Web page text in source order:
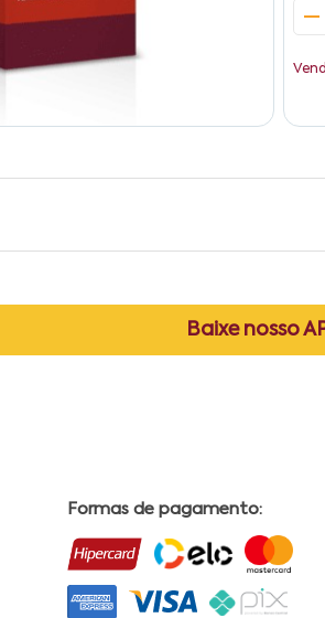
Baixe nosso
Formas de pagamento: